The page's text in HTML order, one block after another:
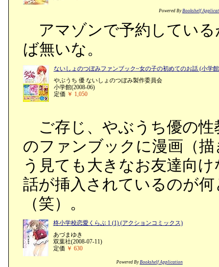
Powered By Bookshelf
アマゾンで予約している
ば無いな。
ないしょのつぼみファンブック~女の子の初めてのお話 (小学
やぶうち 優 ないしょのつぼみ製作委員会
小学館(2008-06)
定価 ￥ 1,050
ご存じ、やぶうち優の性
のファンブックに漫画（
う見ても大きなお友達向
話が挿入されているのが
（笑）。
柊小学校恋愛くらぶ 1 (1) (アクションコミックス)
あづまゆき
双葉社(2008-07-11)
定価 ￥ 630
Powered By Bookshelf Application